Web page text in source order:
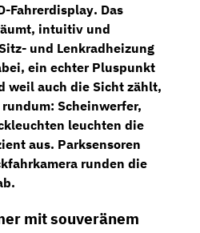
Fahrerdisplay. Das
intuitiv und
und Lenkradheizung
ein echter Pluspunkt
weil auch die Sicht zählt,
rundum: Scheinwerfer,
leuchten die
aus. Parksensoren
runden die
mit souveränem